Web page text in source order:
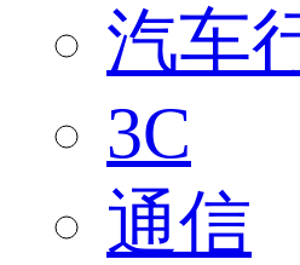
汽车
3C
通信